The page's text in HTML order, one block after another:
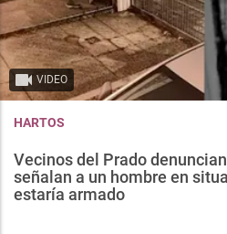
VIDEO
HARTOS
Vecinos del Prado
señalan a un hombre en
estaría armado